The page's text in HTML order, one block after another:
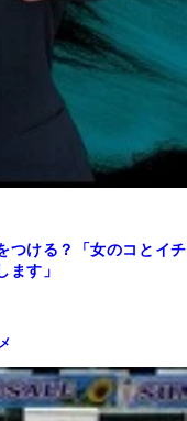
つける？「女のコとイチ
ます」